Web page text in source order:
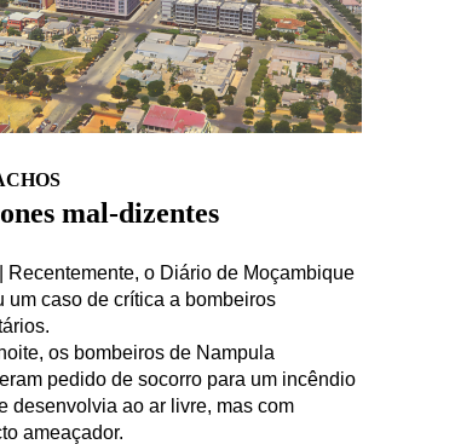
mal-dizentes
Recentemente, o Diário de Moçambique
um caso de crítica a bombeiros
os bombeiros de Nampula
pedido de socorro para um incêndio
desenvolvia ao ar livre, mas com
ameaçador.